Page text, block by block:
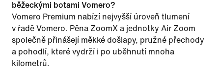
běžeckými botami Vomero?
Vomero Premium nabízí nejvyšší úroveň tlumení
v řadě Vomero. Pěna ZoomX a jednotky Air Zoom
společně přinášejí měkké došlapy, pružné přechody
a pohodlí, které vydrží i po uběhnutí mnoha
kilometrů.